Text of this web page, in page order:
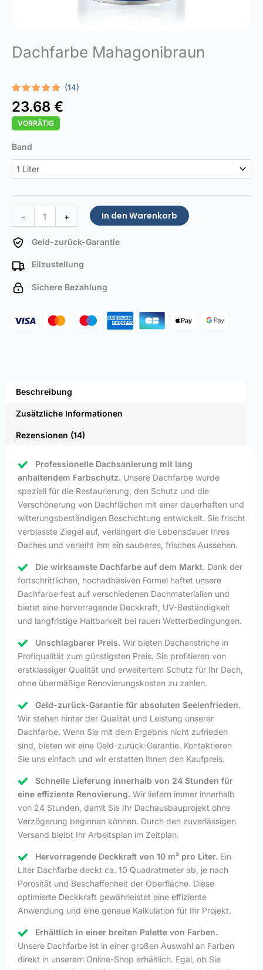
Dachfarbe Mahagonibraun
Bewertet
mit 5.00
von 5,
basierend
auf
14
(14)
23.68 €
VORRÄTIG
Band
-
Roof
Paint
Mahagony
+
In den Warenkorb
Geld-zurück-Garantie
Eilzustellung
Sichere Bezahlung
Beschreibung
Zusätzliche Informationen
Rezensionen (14)
Professionelle Dachsanierung mit lang
anhaltendem Farbschutz. Unsere Dachfarbe wurde
speziell für die Restaurierung, den Schutz und die
Verschönerung von Dachflächen mit einer dauerhaften und
witterungsbeständigen Beschichtung entwickelt. Sie frischt
verblasste Ziegel auf, verlängert die Lebensdauer Ihres
Daches und verleiht ihm ein sauberes, frisches Aussehen.
Die wirksamste Dachfarbe auf dem Markt. Dank der
fortschrittlichen, hochadhäsiven Formel haftet unsere
Dachfarbe fest auf verschiedenen Dachmaterialien und
bietet eine hervorragende Deckkraft, UV-Beständigkeit
und langfristige Haltbarkeit bei rauen Wetterbedingungen.
Unschlagbarer Preis. Wir bieten Dachanstriche in
Profiqualität zum günstigsten Preis. Sie profitieren von
erstklassiger Qualität und erweitertem Schutz für Ihr Dach,
ohne übermäßige Renovierungskosten zu zahlen.
Geld-zurück-Garantie für absoluten Seelenfrieden.
Wir stehen hinter der Qualität und Leistung unserer
Dachfarbe. Wenn Sie mit dem Ergebnis nicht zufrieden
sind, bieten wir eine Geld-zurück-Garantie. Kontaktieren
Sie uns einfach und wir erstatten Ihnen den Kaufpreis.
Schnelle Lieferung innerhalb von 24 Stunden für
eine effiziente Renovierung. Wir liefern immer innerhalb
von 24 Stunden, damit Sie Ihr Dachausbauprojekt ohne
Verzögerung beginnen können. Durch den zuverlässigen
Versand bleibt Ihr Arbeitsplan im Zeitplan.
Hervorragende Deckkraft von 10 m² pro Liter. Ein
Liter Dachfarbe deckt ca. 10 Quadratmeter ab, je nach
Porosität und Beschaffenheit der Oberfläche. Diese
optimierte Deckkraft gewährleistet eine effiziente
Anwendung und eine genaue Kalkulation für Ihr Projekt.
Erhältlich in einer breiten Palette von Farben.
Unsere Dachfarbe ist in einer großen Auswahl an Farben
direkt in unserem Online-Shop erhältlich. Egal, ob Sie